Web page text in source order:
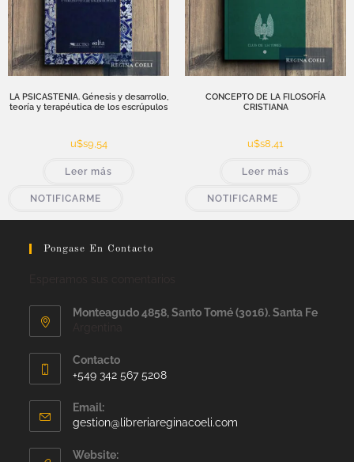
LA PSICASTENIA. Génesis y desarrollo,
teoría y terapéutica de los escrúpulos
u$s9,54
Leer más
NOTIFICARME
CONCEPTO DE LA FILOSOFÍA
CRISTIANA
u$s8,41
Leer más
NOTIFICARME
Pongase En Contacto
Monteagudo 4858, Santo Tomé (3016). Santa Fe
Contacto
+549 342 567 5208
Email:
gestion@libreriareginacoeli.com
Website: